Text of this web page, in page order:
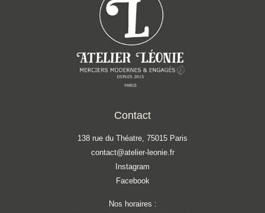
Contact
138 rue du Théatre, 75015 Paris
contact@atelier-leonie.fr
Instagram
Facebook
Nos horaires :